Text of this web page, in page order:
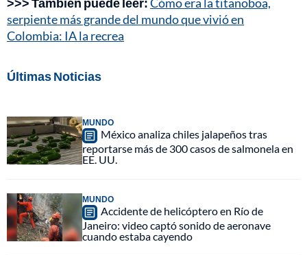
serpiente más grande del mundo que vivió en
Colombia: IA la recrea
Últimas Noticias
MUNDO
México analiza chiles jalapeños tras
reportarse más de 300 casos de salmonela en
EE. UU.
MUNDO
Accidente de helicóptero en Río de
Janeiro: video captó sonido de aeronave
cuando estaba cayendo